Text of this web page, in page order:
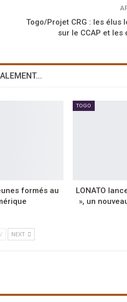
Togo/Projet CRG : les élus
sur le CCAP et les
formés au
TOGO
LONATO
», un
NEXT